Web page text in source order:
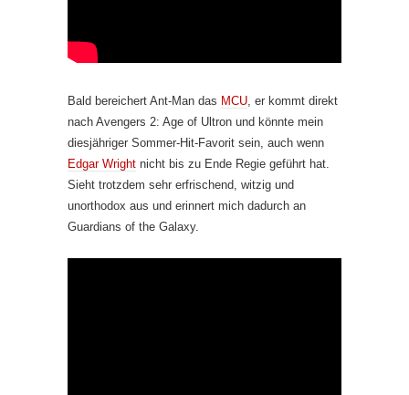
Bald bereichert Ant-Man das MCU, er kommt direkt
nach Avengers 2: Age of Ultron und könnte mein
diesjähriger Sommer-Hit-Favorit sein, auch wenn
Edgar Wright nicht bis zu Ende Regie geführt hat.
Sieht trotzdem sehr erfrischend, witzig und
unorthodox aus und erinnert mich dadurch an
Guardians of the Galaxy.